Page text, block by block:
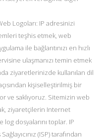
Logoları: IP adresinizi
teşhis etmek, web
ile bağlantınızı en hızlı
ulaşmanızı temin etmek
ziyaretlerinizde kullanılan dil
kişiselleştirilmiş bir
ve saklıyoruz. Sitemizin web
ziyaretçilerin Internet
dosyalarını toplar. IP
(ISP) tarafından